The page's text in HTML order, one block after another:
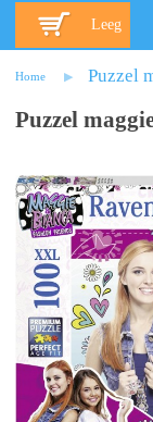
Leeg
Home Puzzel
Puzzel